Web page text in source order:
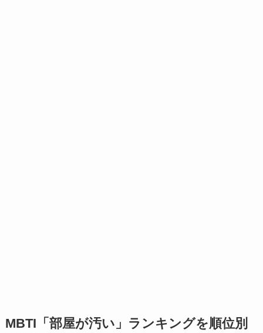
MBTI「部屋が汚い」ランキングを順位別